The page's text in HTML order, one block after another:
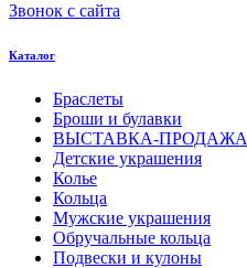
Звонок с сайта
Каталог
Браслеты
Броши и булавки
ВЫСТАВКА-ПРОДАЖА
Детские украшения
Колье
Кольца
Мужские украшения
Обручальные кольца
Подвески и кулоны